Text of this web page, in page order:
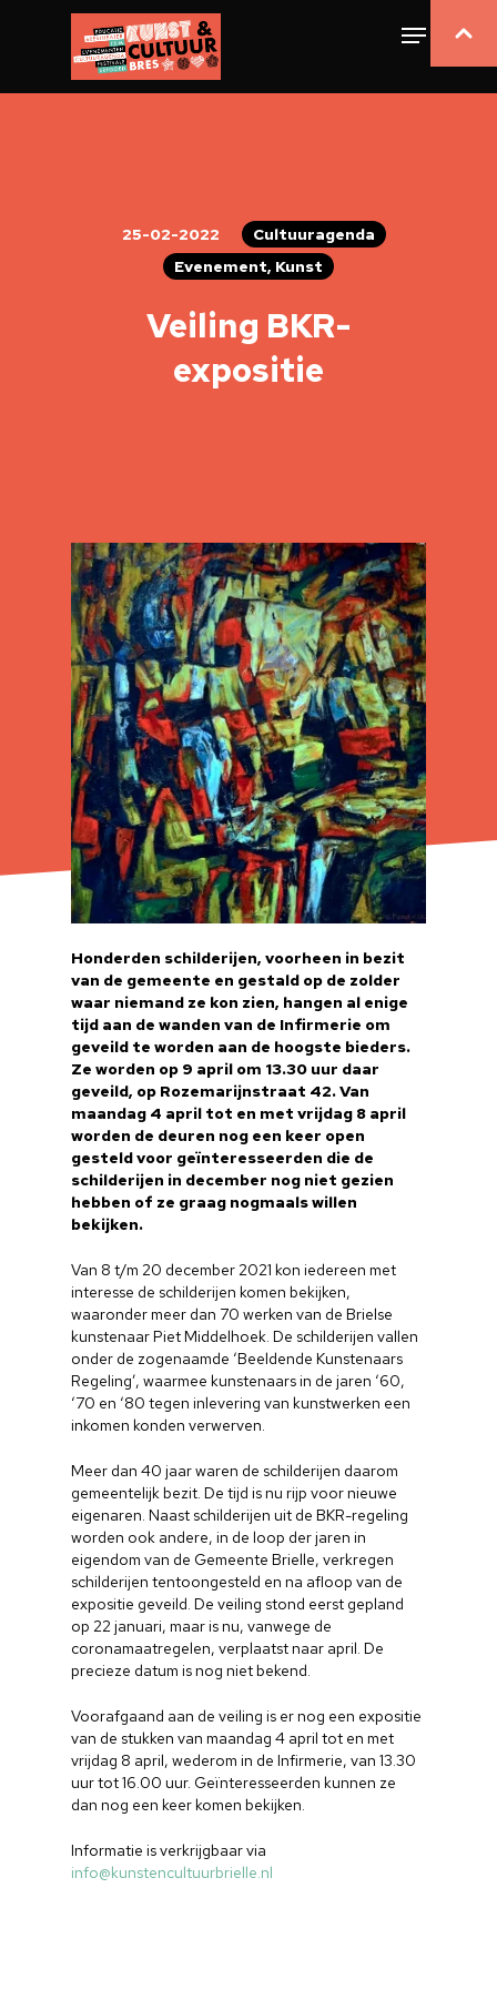
25-02-2022
Cultuuragenda
Evenement, Kunst
Veiling BKR-
expositie
Honderden schilderijen, voorheen in bezit
van de gemeente en gestald op de zolder
waar niemand ze kon zien, hangen al enige
tijd aan de wanden van de Infirmerie om
geveild te worden aan de hoogste bieders.
Ze worden op 9 april om 13.30 uur daar
geveild, op Rozemarijnstraat 42. Van
maandag 4 april tot en met vrijdag 8 april
worden de deuren nog een keer open
gesteld voor geïnteresseerden die de
schilderijen in december nog niet gezien
hebben of ze graag nogmaals willen
bekijken.
Van 8 t/m 20 december 2021 kon iedereen met
interesse de schilderijen komen bekijken,
waaronder meer dan 70 werken van de Brielse
kunstenaar Piet Middelhoek. De schilderijen vallen
onder de zogenaamde ‘Beeldende Kunstenaars
Regeling’, waarmee kunstenaars in de jaren ‘60,
‘70 en ‘80 tegen inlevering van kunstwerken een
inkomen konden verwerven.
Meer dan 40 jaar waren de schilderijen daarom
gemeentelijk bezit. De tijd is nu rijp voor nieuwe
eigenaren. Naast schilderijen uit de BKR-regeling
worden ook andere, in de loop der jaren in
eigendom van de Gemeente Brielle, verkregen
schilderijen tentoongesteld en na afloop van de
expositie geveild. De veiling stond eerst gepland
op 22 januari, maar is nu, vanwege de
coronamaatregelen, verplaatst naar april. De
precieze datum is nog niet bekend.
Voorafgaand aan de veiling is er nog een expositie
van de stukken van maandag 4 april tot en met
vrijdag 8 april, wederom in de Infirmerie, van 13.30
uur tot 16.00 uur. Geïnteresseerden kunnen ze
dan nog een keer komen bekijken.
Informatie is verkrijgbaar via
info@kunstencultuurbrielle.nl